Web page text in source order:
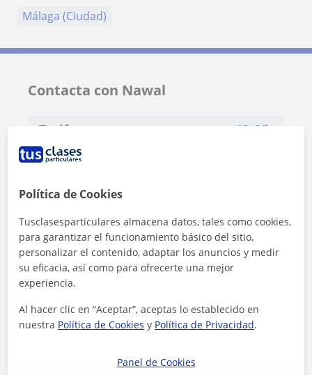
Málaga (Ciudad)
Contacta con Nawal
Tarifa 13 €/h
1ª clase gratis
Política de Cookies
Tusclasesparticulares almacena datos, tales como cookies,
para garantizar el funcionamiento básico del sitio,
personalizar el contenido, adaptar los anuncios y medir
su eficacia, así como para ofrecerte una mejor
experiencia.
Al hacer clic en “Aceptar”, aceptas lo establecido en
nuestra Política de Cookies y Política de Privacidad.
Panel de Cookies